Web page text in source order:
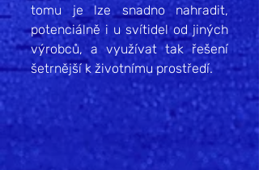
tomu je lze snadno nahradit,
potenciálně i u svítidel od jiných
výrobců, a využívat tak řešení
šetrnější k životnímu prostředí.